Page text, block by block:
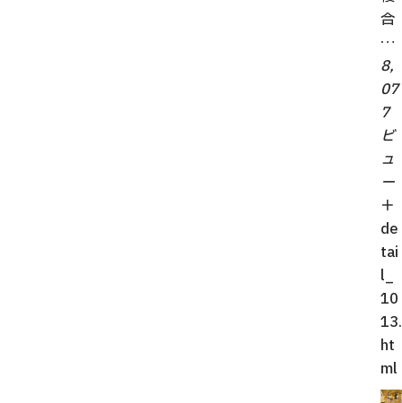
合
…
8,
07
7
ビ
ュ
ー
＋
de
tai
l_
10
13.
ht
ml